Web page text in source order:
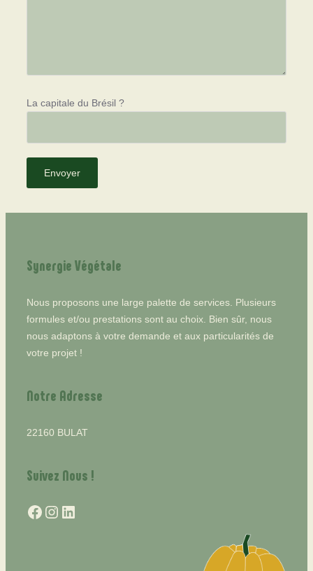
La capitale du Brésil ?
Synergie Végétale
Nous proposons une large palette de services. Plusieurs
formules et/ou prestations sont au choix. Bien sûr, nous
nous adaptons à votre demande et aux particularités de
votre projet !
Notre Adresse
22160 BULAT
Suivez Nous !
Facebook Instagram LinkedIn